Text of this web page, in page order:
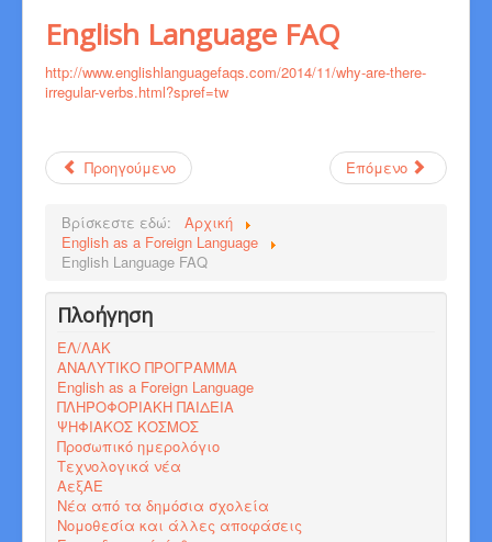
English Language FAQ
http://www.englishlanguagefaqs.com/2014/11/why-are-there-
irregular-verbs.html?spref=tw
Προηγούμενο Επόμενο
Βρίσκεστε εδώ:
Αρχική
English as a Foreign Language
English Language FAQ
Πλοήγηση
ΕΛ/ΛΑΚ
ΑΝΑΛΥΤΙΚΟ ΠΡΟΓΡΑΜΜΑ
English as a Foreign Language
ΠΛΗΡΟΦΟΡΙΑΚΗ ΠΑΙΔΕΙΑ
ΨΗΦΙΑΚΟΣ ΚΟΣΜΟΣ
Προσωπικό ημερολόγιο
Τεχνολογικά νέα
ΑεξΑΕ
Νέα από τα δημόσια σχολεία
Νομοθεσία και άλλες αποφάσεις